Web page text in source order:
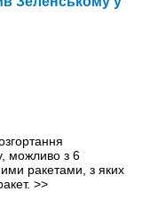
можливо з 6
ракетами, з яких
>>